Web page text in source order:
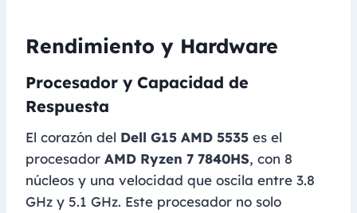
Rendimiento y Hardware
Procesador y Capacidad de
Respuesta
El corazón del Dell G15 AMD 5535 es el
procesador AMD Ryzen 7 7840HS, con 8
núcleos y una velocidad que oscila entre 3.8
GHz y 5.1 GHz. Este procesador no solo